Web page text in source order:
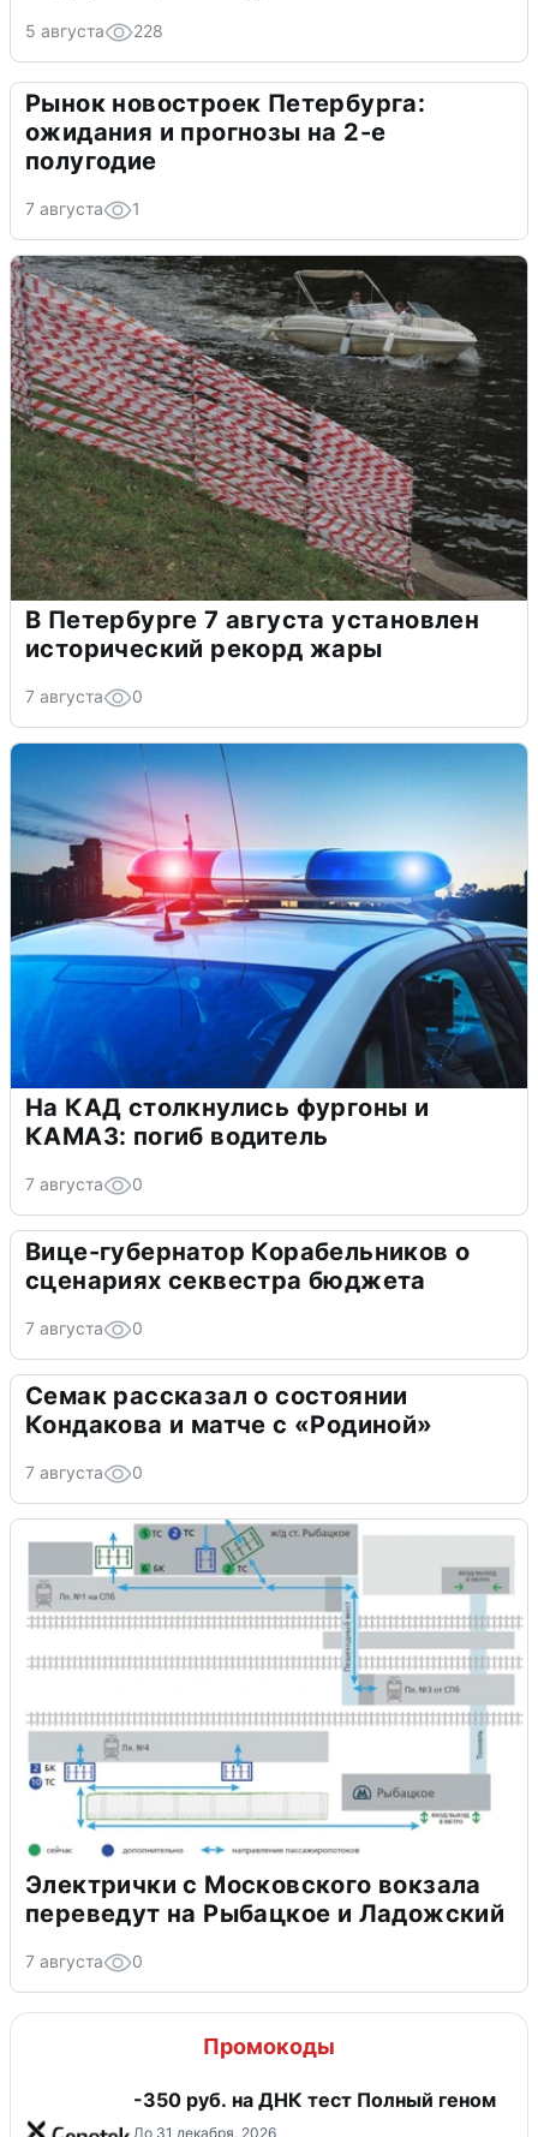
5 августа 228
Рынок новостроек Петербурга:
ожидания и прогнозы на 2-е
полугодие
7 августа 1
В Петербурге 7 августа установлен
исторический рекорд жары
7 августа 0
На КАД столкнулись фургоны и
КАМАЗ: погиб водитель
7 августа 0
Вице-губернатор Корабельников о
сценариях секвестра бюджета
7 августа 0
Семак рассказал о состоянии
Кондакова и матче с «Родиной»
7 августа 0
Электрички с Московского вокзала
переведут на Рыбацкое и Ладожский
7 августа 0
Промокоды
-350 руб. на ДНК тест Полный геном
До 31 декабря, 2026